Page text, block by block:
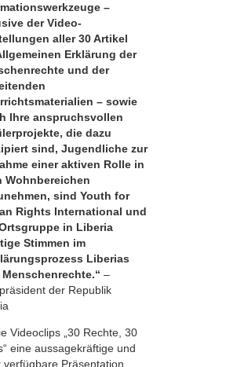
–
der Video­
aller 30 Artikel
Erklärung der
und der
– sowie
Ihre anspruchsvollen
die dazu
sind, Jugendliche zur
einer aktiven Rolle in
Wohnbereichen
sind Youth for
Rights International und
in Liberia
Stimmen im
Liberias
–
der Republik
Videoclips „30 Rechte, 30
eine aussagekräftige und
verfügbare Präsentation